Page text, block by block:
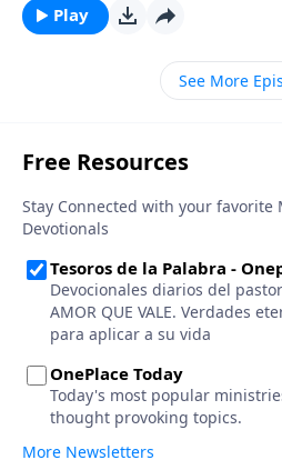
también que el CARÁCTER de
para que nuestras ORACIONES
Descúbralo: ¿Está calificado
Play
See More